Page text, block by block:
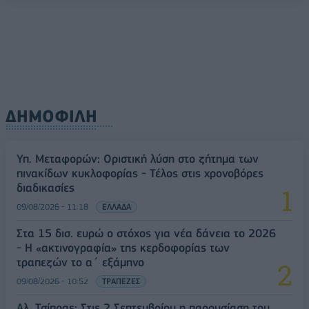
ΔΗΜΟΦΙΛΗ
Υπ. Μεταφορών: Οριστική λύση στο ζήτημα των
πινακίδων κυκλοφορίας - Τέλος στις χρονοβόρες
διαδικασίες
09/08/2026 - 11:18 ΕΛΛΑΔΑ
Στα 15 δισ. ευρώ ο στόχος για νέα δάνεια το 2026
- Η «ακτινογραφία» της κερδοφορίας των
τραπεζών το α΄ εξάμηνο
09/08/2026 - 10:52 ΤΡΑΠΕΖΕΣ